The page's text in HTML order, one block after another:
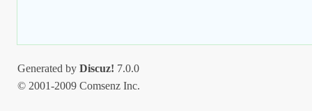
Generated by Discuz! 7.0.0
© 2001-2009 Comsenz Inc.